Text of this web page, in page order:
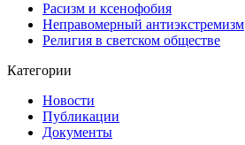
Расизм и ксенофобия
Неправомерный антиэкстремизм
Религия в светском обществе
Категории
Новости
Публикации
Документы